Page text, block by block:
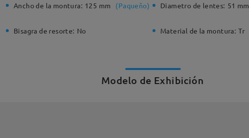
Ancho de la montura: 125 mm (Paqueño) Diametro de lentes: 51 mm
Bisagra de resorte: No Material de la montura: Tr
Modelo de Exhibición